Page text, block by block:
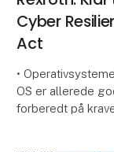
Cyber
Act
•
OS er allerede
forberedt på